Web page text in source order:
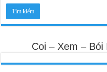
Coi – Xem – Bói